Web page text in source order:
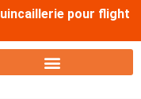
pour flight